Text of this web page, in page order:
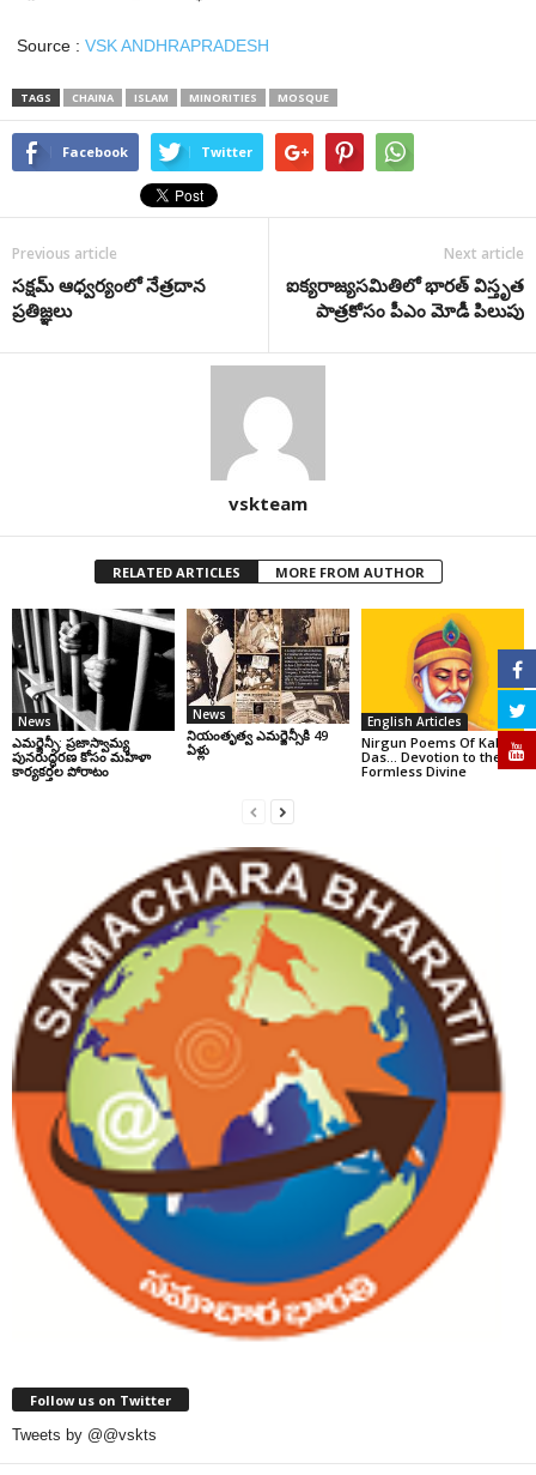
Source : VSK ANDHRAPRADESH
TAGS CHAINA ISLAM MINORITIES MOSQUE
Facebook Twitter
Previous article
సక్షమ్ ఆధ్వర్యంలో నేత్రదాన
ప్రతిజ్ఞలు
Next article
ఐక్యరాజ్యసమితిలో భారత్ విస్తృత
పాత్రకోసం పీఎం మోడీ పిలుపు
vskteam
RELATED ARTICLES MORE FROM AUTHOR
News
ఎమర్జెన్సీ: ప్రజాస్వామ్య
పునరుద్ధరణ కోసం మహిళా
కార్యకర్తల పోరాటం
News
నియంతృత్వ ఎమర్జెన్సీకి 49
ఏళ్లు
English Articles
Nirgun Poems Of Kabir
Das… Devotion to the
Formless Divine
Follow us on Twitter
Tweets by @@vskts